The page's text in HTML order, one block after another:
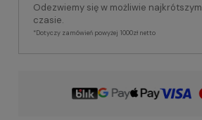
Odezwiemy się w możliwie najkrótszym
czasie.
*Dotyczy zamówień powyżej 1000zł netto